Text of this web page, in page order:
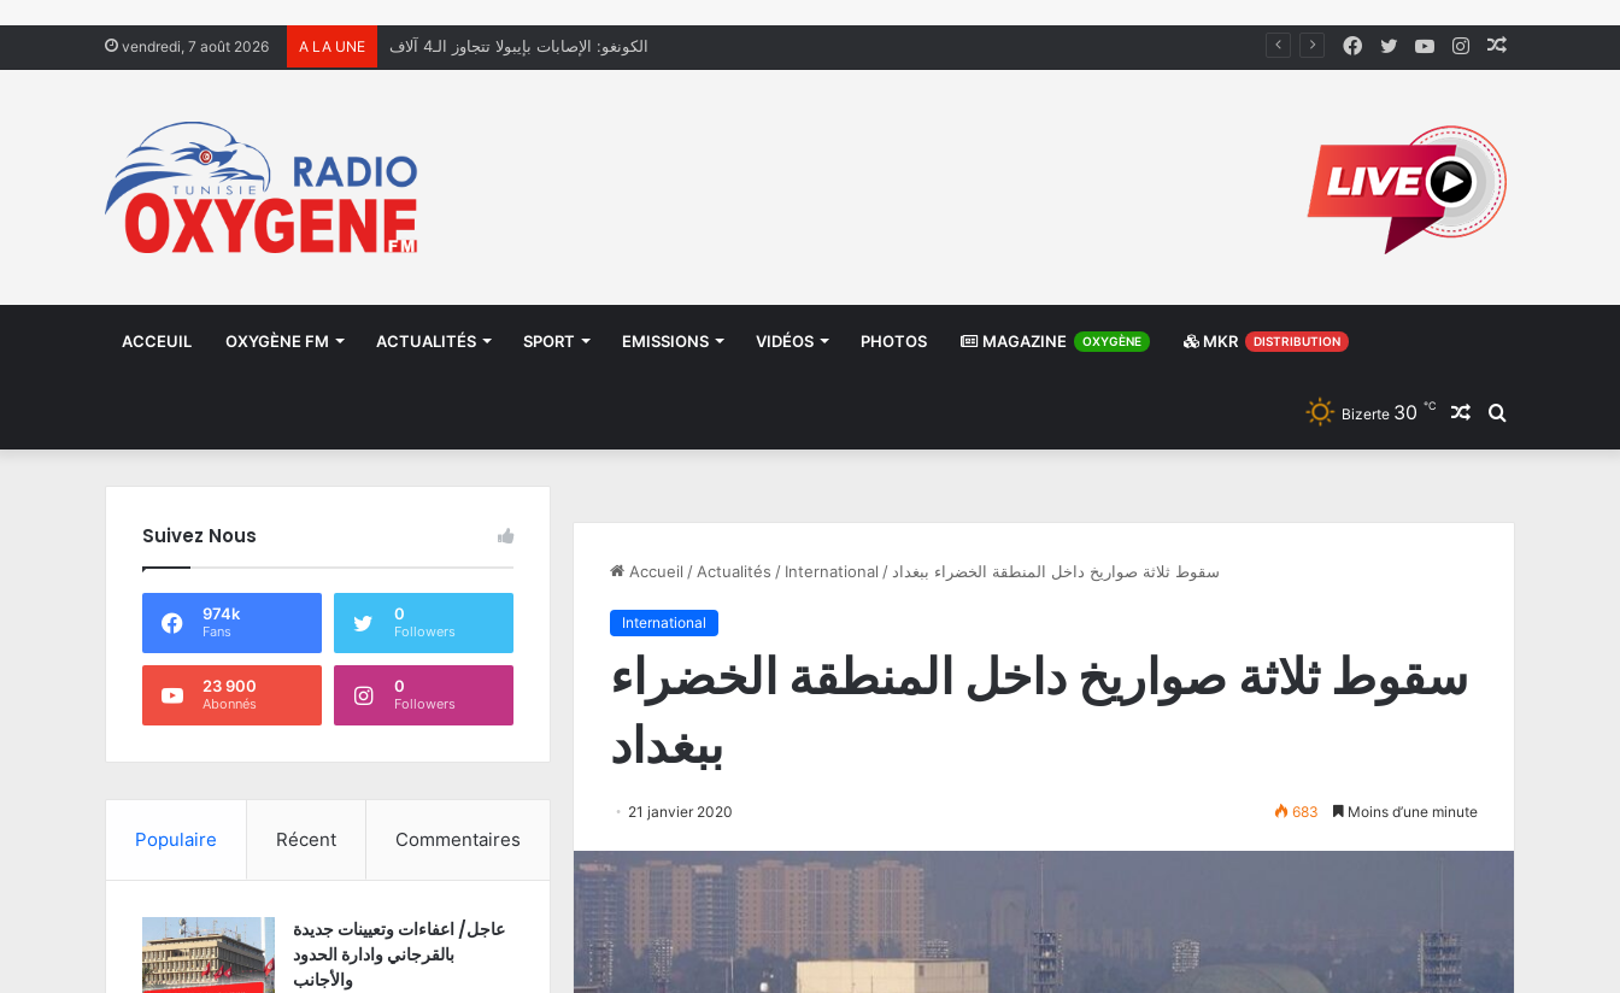
vendredi, 7 août 2026 A LA UNE الكونغو: الإصابات بإيبولا تتجاوز الـ4 آلاف Instagram
YouTube
Twitter
Facebook
ACCEUIL OXYGÈNE FM ACTUALITÉS SPORT EMISSIONS VIDÉOS PHOTOS MAGAZINE OXYGÈNE MKR DISTRIBUTION
Rechercher
Article
Bizerte 30 ℃
Accueil / Actualités / International / سقوط ثلاثة صواريخ داخل المنطقة الخضراء ببغداد
International
سقوط ثلاثة صواريخ داخل المنطقة الخضراء
ببغداد
21 janvier 2020 683 Moins d’une minute
Suivez Nous
974k
Fans
0
Followers
23 900
Abonnés
0
Followers
Populaire Récent Commentaires
عاجل/ اعفاءات وتعيينات جديدة
بالقرجاني وادارة الحدود
والأجانب